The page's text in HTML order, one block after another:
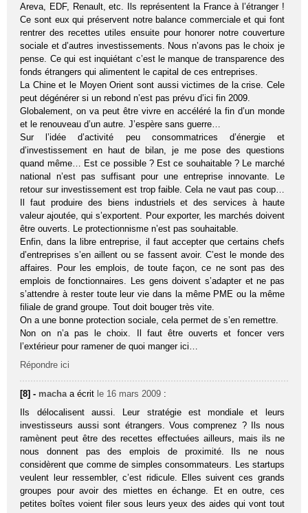
Areva, EDF, Renault, etc. Ils représentent la France à l’étranger !
Ce sont eux qui préservent notre balance commerciale et qui font
rentrer des recettes utiles ensuite pour honorer notre couverture
sociale et d’autres investissements. Nous n’avons pas le choix je
pense. Ce qui est inquiétant c’est le manque de transparence des
fonds étrangers qui alimentent le capital de ces entreprises.
La Chine et le Moyen Orient sont aussi victimes de la crise. Cele
peut dégénérer si un rebond n’est pas prévu d’ici fin 2009.
Globalement, on va peut être vivre en accéléré la fin d’un monde
et le renouveau d’un autre. J’espère sans guerre…
Sur l’idée d’activité peu consommatrices d’énergie et
d’investissement en haut de bilan, je me pose des questions
quand même… Est ce possible ? Est ce souhaitable ? Le marché
national n’est pas suffisant pour une entreprise innovante. Le
retour sur investissement est trop faible. Cela ne vaut pas coup…
Il faut produire des biens industriels et des services à haute
valeur ajoutée, qui s’exportent. Pour exporter, les marchés doivent
être ouverts. Le protectionnisme n’est pas souhaitable.
Enfin, dans la libre entreprise, il faut accepter que certains chefs
d’entreprises s’en aillent ou se fassent avoir. C’est le monde des
affaires. Pour les emplois, de toute façon, ce ne sont pas des
emplois de fonctionnaires. Les gens doivent s’adapter et ne pas
s’attendre à rester toute leur vie dans la même PME ou la même
filiale de grand groupe. Tout doit bouger très vite.
On a une bonne protection sociale, cela permet de s’en remettre.
Non on n’a pas le choix. Il faut être ouverts et foncer vers
l’extérieur pour ramener de quoi manger ici…
Répondre ici
[8] - macha a écrit le 16 mars 2009 :
Ils délocalisent aussi. Leur stratégie est mondiale et leurs
investisseurs aussi sont étrangers. Vous comprenez ? Ils nous
ramènent peut être des recettes effectuées ailleurs, mais ils ne
nous donnent pas des emplois de proximité. Ils ne nous
considèrent que comme de simples consommateurs. Les startups
veulent leur ressembler, c’est ridicule. Elles suivent ces grands
groupes pour avoir des miettes en échange. Et en outre, ces
petites boîtes voient filer sous leurs yeux des aides qui vont tout